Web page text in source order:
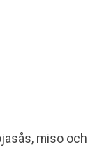
miso och